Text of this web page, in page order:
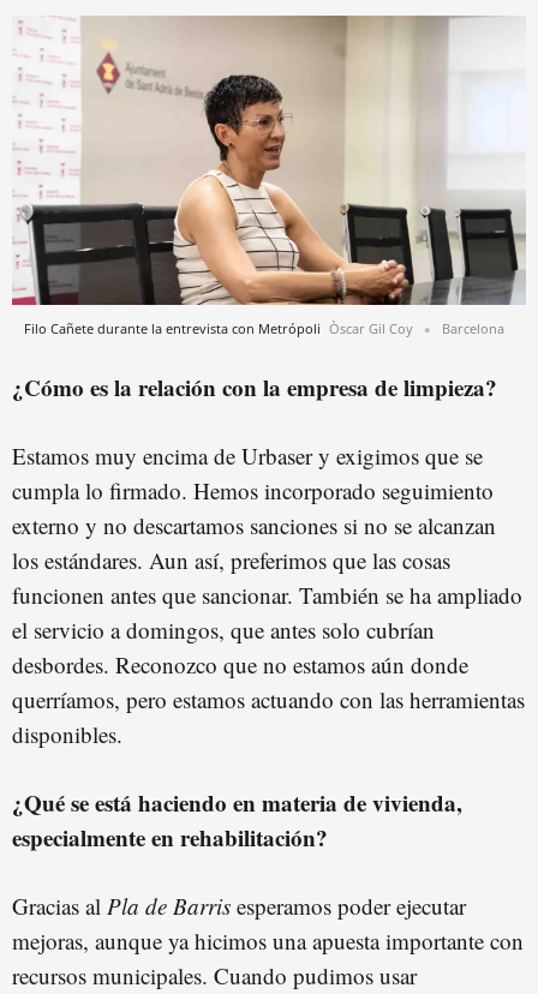
Filo Cañete durante la entrevista con Metrópoli Òscar Gil Coy Barcelona
¿Cómo es la relación con la empresa de limpieza?
Estamos muy encima de Urbaser y exigimos que se
cumpla lo firmado. Hemos incorporado seguimiento
externo y no descartamos sanciones si no se alcanzan
los estándares. Aun así, preferimos que las cosas
funcionen antes que sancionar. También se ha ampliado
el servicio a domingos, que antes solo cubrían
desbordes. Reconozco que no estamos aún donde
querríamos, pero estamos actuando con las herramientas
disponibles.
¿Qué se está haciendo en materia de vivienda,
especialmente en rehabilitación?
Gracias al Pla de Barris esperamos poder ejecutar
mejoras, aunque ya hicimos una apuesta importante con
recursos municipales. Cuando pudimos usar